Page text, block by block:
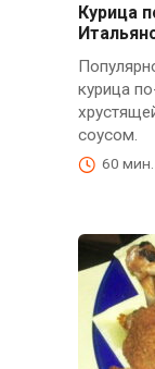
Курица
курица
соусом.
60 мин.